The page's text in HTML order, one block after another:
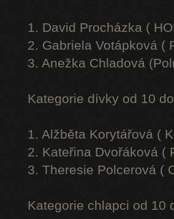
1. David Procházka (
2. Gabriela Votápková (
3. Anežka Chladová
Kategorie dívky od 10
1. Alžběta Korytářová (
2. Kateřina Dvořáková (
3. Theresie Polcerová (
Kategorie chlapci od 10